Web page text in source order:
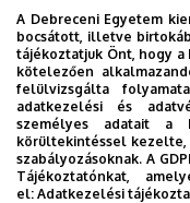
Dolgozói
DE
A Debreceni Egyetem
bocsátott, illetve
tájékoztatjuk Önt, hogy a
kötelezően
felülvizsgálta
adatkezelési és
személyes adatait a
körültekintéssel
szabályozásoknak. A
Tájékoztatónkat,
el: Adatkezelési